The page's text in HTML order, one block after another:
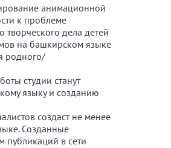
анимационной
к проблеме
творческого дела детей
на башкирском языке
родного/
студии станут
языку и созданию
создаст не менее
Созданные
публикаций в сети